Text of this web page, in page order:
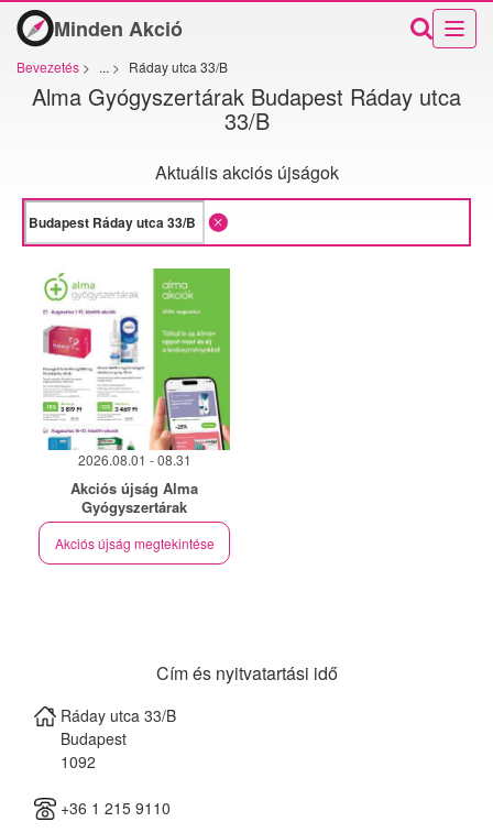
Minden Akció
Bevezetés > ... > Ráday utca 33/B
Alma Gyógyszertárak Budapest Ráday utca
33/B
Aktuális akciós újságok
2026.08.01 - 08.31
Akciós újság Alma
Gyógyszertárak
Akciós újság megtekintése
Cím és nyitvatartási idő
Ráday utca 33/B
Budapest
1092
+36 1 215 9110